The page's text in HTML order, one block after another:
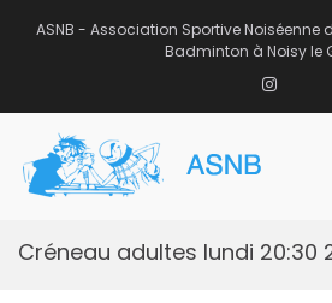
ASNB - Association Sportive
Badminton à Noisy le
Créneau adultes lundi 20:30